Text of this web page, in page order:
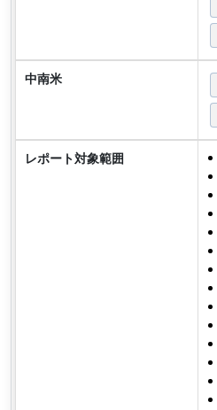
中南米
レポート対象範囲